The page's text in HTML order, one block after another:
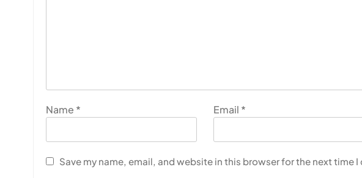
Name * Email *
Save my name, email, and website in this browser for the next time